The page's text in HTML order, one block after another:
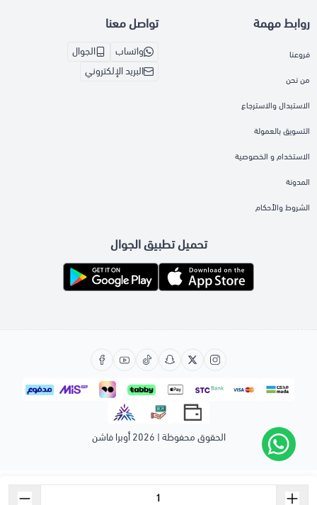
روابط مهمة
فروعنا
من نحن
الاستبدال والاسترجاع
التسويق بالعمولة
الاستخدام و الخصوصية
المدونة
الشروط والأحكام
تواصل معنا
واتساب
الجوال
البريد الإلكتروني
تحميل تطبيق الجوال
الحقوق محفوظة | 2026 أوبرا فاشن